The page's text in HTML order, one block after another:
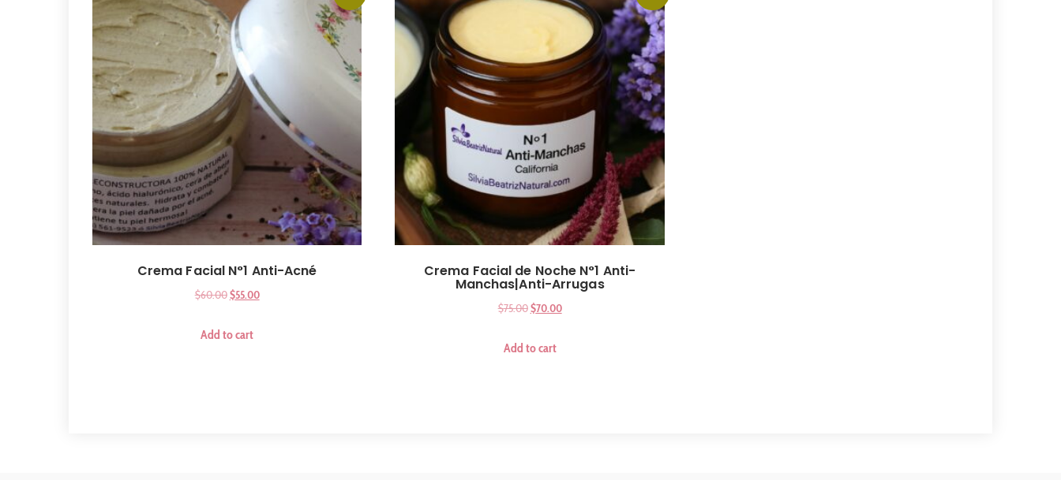
Crema Facial N°1 Anti-Acné
$60.00$55.00
Add to cart
Crema Facial de Noche N°1 Anti-
Manchas|Anti-Arrugas
$75.00$70.00
Add to cart